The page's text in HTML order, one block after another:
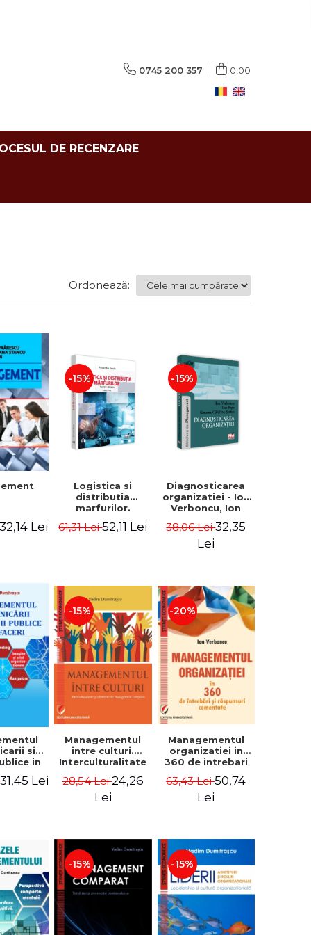
0745 200 357 0,00
DE RECENZARE
Ordonează:
32,14 Lei
-15%
Logistica si
distributia
marfurilor.
Editia a VI-a -
61,31 Lei52,11 Lei
-15%
Diagnosticarea
organizatiei - Ion
Verboncu, Ion
Catalina Stefan
38,06 Lei32,35
Lei
si
in
31,45 Lei
-15%
Managementul
intre culturi.
Interculturalitate
management
comparat -
28,54 Lei24,26
Lei
-20%
Managementul
organizatiei in
360 de intrebari
comentate - Ion
Verboncu
63,43 Lei50,74
Lei
-15% -15%